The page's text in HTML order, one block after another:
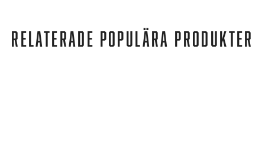
RELATERADE POPULÄRA PRODUKTER